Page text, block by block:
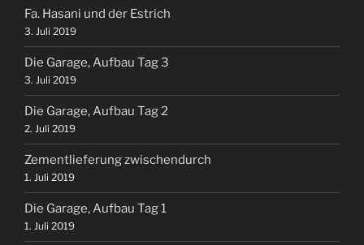
Fa. Hasani und der Estrich
3. Juli 2019
Die Garage, Aufbau Tag 3
3. Juli 2019
Die Garage, Aufbau Tag 2
2. Juli 2019
Zementlieferung zwischendurch
1. Juli 2019
Die Garage, Aufbau Tag 1
1. Juli 2019